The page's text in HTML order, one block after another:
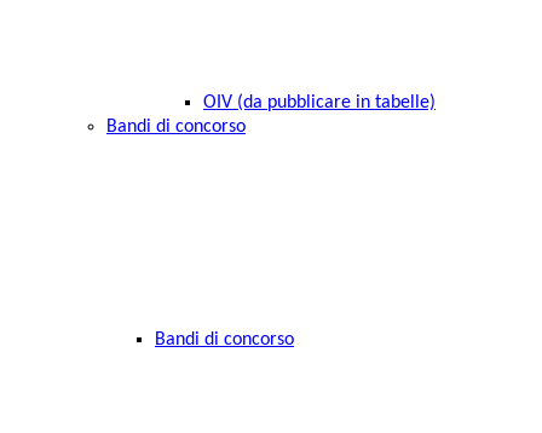
OIV (da pubblicare in tabelle)
Bandi di concorso
Bandi di concorso